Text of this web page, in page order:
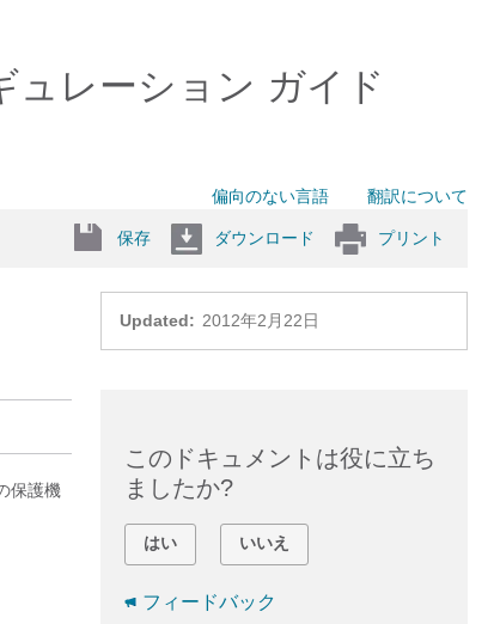
ュレーション ガイド
偏向のない言語 翻訳について
保存 ダウンロード プリント
Updated: 2012年2月22日
保護機
このドキュメントは役に立ち
ましたか?
はい いいえ
フィードバック